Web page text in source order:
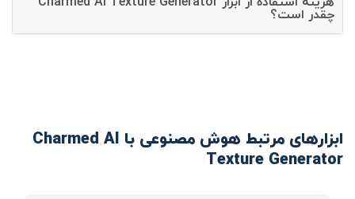
چقدر است؟
ابزارهای مرتبط هوش مصنوعی با Charmed AI
Texture Generator